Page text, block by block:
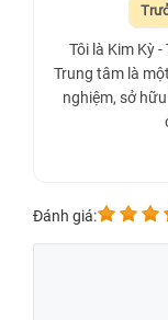
với pin
Tôi là Kim Kỳ
Trung tâm là
nghiệm, sở
Đánh giá: